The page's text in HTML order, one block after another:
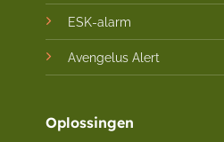
ESK-alarm
Avengelus Alert
Oplossingen